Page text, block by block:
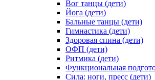
Вог танцы (дети)
Йога (дети)
Бальные танцы (дети)
Гимнастика (дети)
Здоровая спина (дети)
ОФП (дети)
Ритмика (дети)
Функциональная
Сила: ноги, пресс (дети)